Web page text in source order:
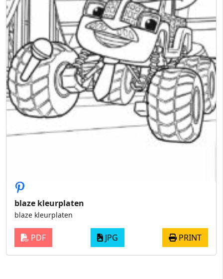
blaze kleurplaten
blaze kleurplaten
PDF JPG PRINT